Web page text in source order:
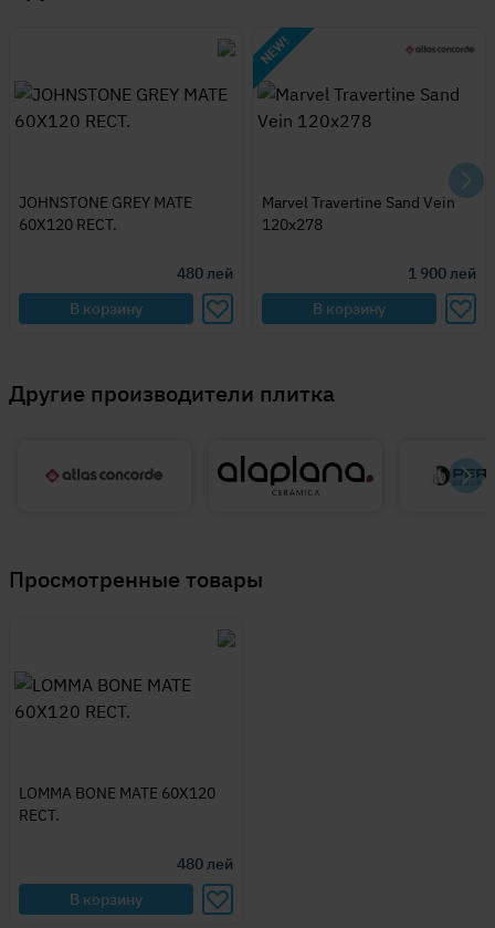
JOHNSTONE GREY MATE
60X120 RECT.
480лей
В корзину
Marvel Travertine Sand Vein
120x278
1 900лей
В корзину
Другие производители плитка
Просмотренные товары
LOMMA BONE MATE 60X120
RECT.
480лей
В корзину